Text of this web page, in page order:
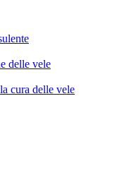
delle vele
cura delle vele